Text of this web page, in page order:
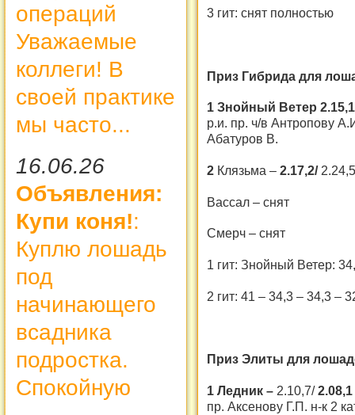
операций
Уважаемые
коллеги! В
своей практике
мы часто...
16.06.26
Объявления:
Купи коня!:
Куплю лошадь
под
начинающего
всадника
подростка.
Спокойную
3 гит: снят полностью
Приз Гибрида для
1 Знойный Ветер
р.и. пр. ч/в Антропову
Абатуров В.
2 Клязьма – 2.17,2/
Вассал – снят
Смерч – снят
1 гит: Знойный Ветер:
2 гит: 41 – 34,3 – 34,3 –
Приз Элиты для
1 Ледник – 2.10,7/
пр. Аксенову Г.П. н-к 2